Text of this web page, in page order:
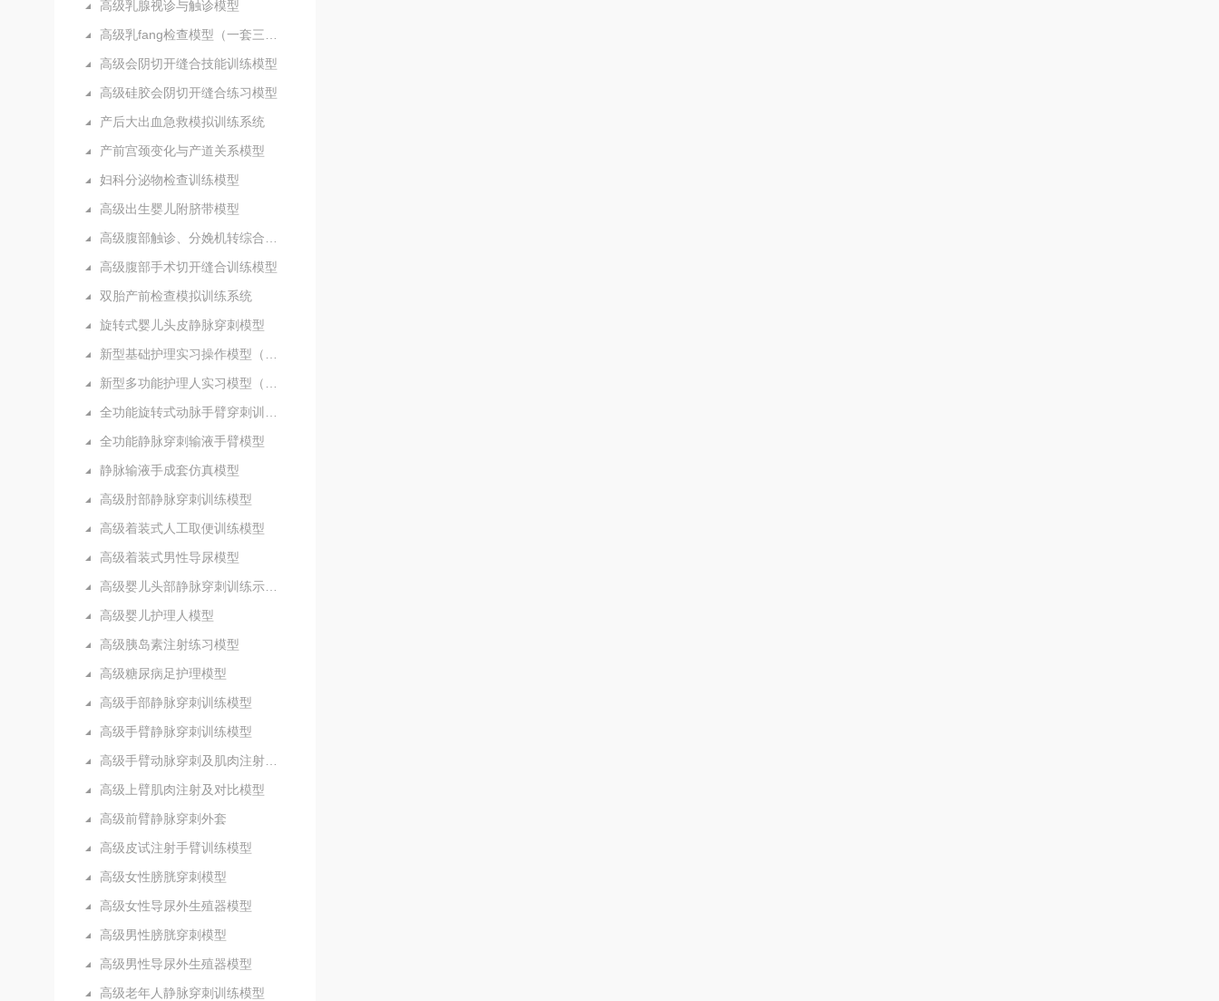
高级乳腺视诊与触诊模型
高级会阴切开缝合技能训练模型
高级硅胶会阴切开缝合练习模型
产后大出血急救模拟训练系统
产前宫颈变化与产道关系模型
妇科分泌物检查训练模型
高级出生婴儿附脐带模型
高级腹部手术切开缝合训练模型
双胎产前检查模拟训练系统
旋转式婴儿头皮静脉穿刺模型
全功能静脉穿刺输液手臂模型
静脉输液手成套仿真模型
高级肘部静脉穿刺训练模型
高级着装式人工取便训练模型
高级着装式男性导尿模型
高级婴儿护理人模型
高级胰岛素注射练习模型
高级糖尿病足护理模型
高级手部静脉穿刺训练模型
高级手臂静脉穿刺训练模型
高级上臂肌肉注射及对比模型
高级前臂静脉穿刺外套
高级皮试注射手臂训练模型
高级女性膀胱穿刺模型
高级女性导尿外生殖器模型
高级男性膀胱穿刺模型
高级男性导尿外生殖器模型
高级老年人静脉穿刺训练模型